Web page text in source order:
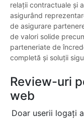
relații contractuale și
asigurând
de asigurare
de valori solide
parteneriate de
completă și soluții
Review-uri
web
Doar userii logați